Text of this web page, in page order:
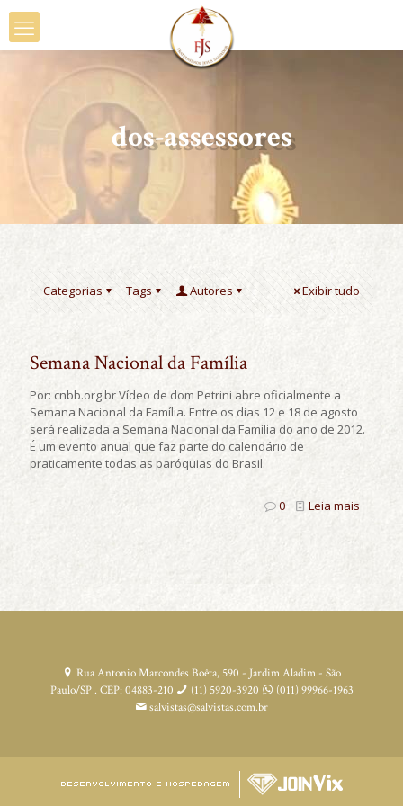
dos-assessores
Categorias Tags Autores Exibir tudo
Semana Nacional da Família
Por: cnbb.org.br Vídeo de dom Petrini abre oficialmente a
Semana Nacional da Família. Entre os dias 12 e 18 de agosto
será realizada a Semana Nacional da Família do ano de 2012.
É um evento anual que faz parte do calendário de
praticamente todas as paróquias do Brasil.
0 Leia mais
Rua Antonio Marcondes Boêta, 590 - Jardim Aladim - São
Paulo/SP . CEP: 04883-210
(11) 5920-3920
(011) 99966-1963
salvistas@salvistas.com.br